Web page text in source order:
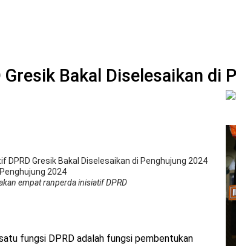
Bakal Diselesaikan di
DPRD Gresik Bakal Diselesaikan di Penghujung 2024
empat ranperda inisiatif DPRD
fungsi DPRD adalah fungsi pembentukan